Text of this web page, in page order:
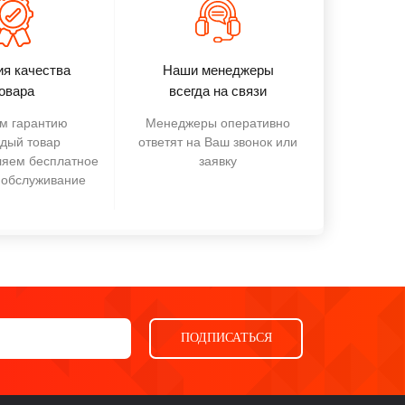
качества
Наши менеджеры
всегда на связи
гарантию
товар
бесплатное
Менеджеры оперативно
ответят на Ваш звонок или
заявку
ПОДПИСАТЬСЯ